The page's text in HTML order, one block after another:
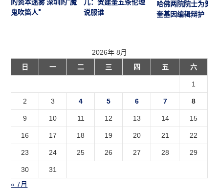
鬼吹笛人”
说服谁
哈佛两院院士为贺建
奎基因编辑辩护
2026年 8月
日
一 二 三 四 五 六
1
2 3 4 5 6 7 8
9 10 11 12 13 14 15
16 17 18 19 20 21 22
23 24 25 26 27 28 29
30
31
« 7月